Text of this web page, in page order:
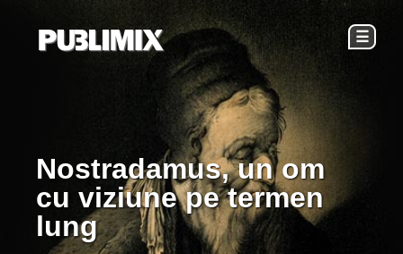
☰
Nostradamus, un om
cu viziune pe termen
lung